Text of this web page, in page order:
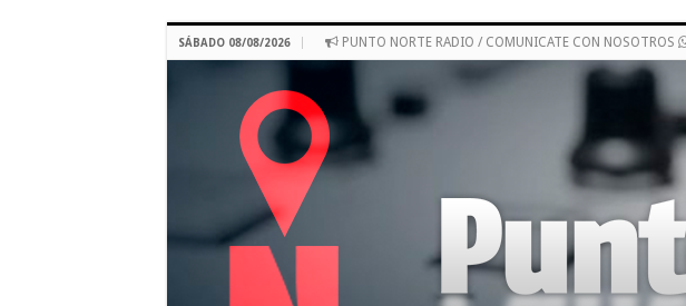
SÁBADO 08/08/2026 PUNTO NORTE RADIO / COMUNICATE CON NOSOTROS